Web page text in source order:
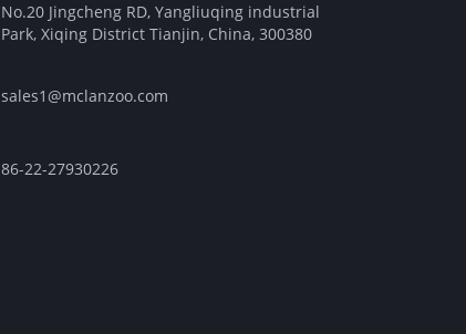
No.20 Jingcheng RD, Yangliuqing industrial
Park, Xiqing District Tianjin, China, 300380
sales1@mclanzoo.com
86-22-27930226